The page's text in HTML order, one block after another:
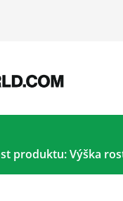
produktu: Výška